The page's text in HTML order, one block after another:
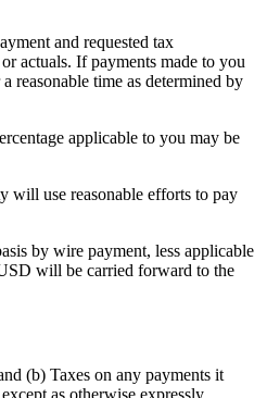
and requested tax
actuals. If payments made to you
reasonable time as determined by
applicable to you may be
will use reasonable efforts to pay
by wire payment, less applicable
will be carried forward to the
(b) Taxes on any payments it
as otherwise expressly